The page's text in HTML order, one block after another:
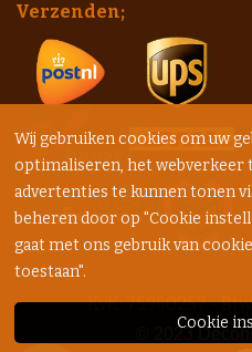
Verzenden;
KvK: 75960257 -
© 2023
Wij gebruiken cookies om uw
optimaliseren, het webverkeer
advertenties te kunnen tonen
beheren door op "Cookie
gaat met ons gebruik van
toestaan".
Cookie